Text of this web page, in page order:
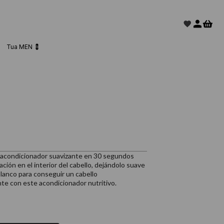
Tua MEN 💈
suavizante en 30 segundos
en el interior del cabello, dejándolo suave
para conseguir un cabello
con este acondicionador nutritivo.